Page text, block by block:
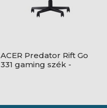
ACER Predator Rift Go
331 gaming szék -